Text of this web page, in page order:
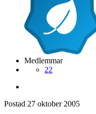
Medlemmar
22
Postad 27 oktober 2005